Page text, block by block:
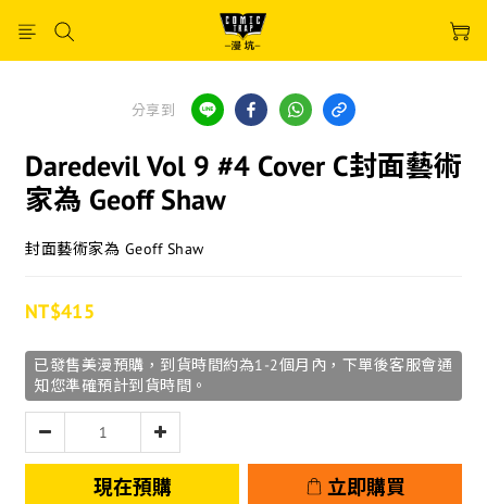
分享到
Daredevil Vol 9 #4 Cover C封面藝術
家為 Geoff Shaw
封面藝術家為 Geoff Shaw
NT$415
已發售美漫預購，到貨時間約為1-2個月內，下單後客服會通
知您準確預計到貨時間。
現在預購 立即購買